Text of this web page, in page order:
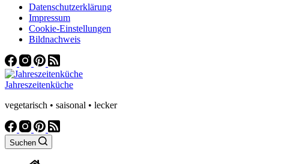
Datenschutzerklärung
Impressum
Cookie-Einstellungen
Bildnachweis
Jahreszeitenküche
vegetarisch • saisonal • lecker
Suchen